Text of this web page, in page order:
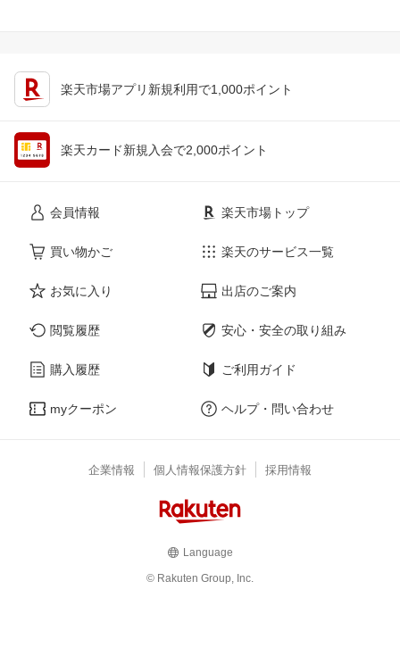
楽天市場アプリ新規利用で1,000ポイント
楽天カード新規入会で2,000ポイント
会員情報
買い物かご
お気に入り
閲覧履歴
購入履歴
myクーポン
楽天市場トップ
楽天のサービス一覧
出店のご案内
安心・安全の取り組み
ご利用ガイド
ヘルプ・問い合わせ
企業情報 個人情報保護方針 採用情報
Language
© Rakuten Group, Inc.